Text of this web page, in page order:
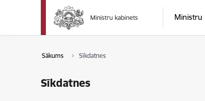
Pāriet uz lapas saturu
Ministru
Sākums Sīkdatnes
Sīkdatnes